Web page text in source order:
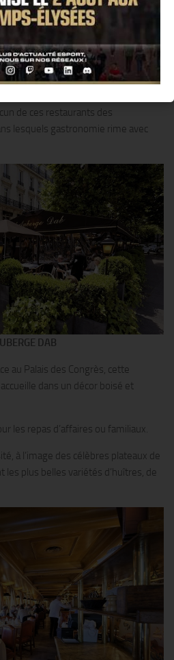
» se développent en intégrant
prestigieux.
Sébillon, Le Congrès Auteuil,
Chartier, Les Grandes
et enfin le Wepler.
de ces restaurants des
lesquels gastronomie rime avec
DAB
au Palais des Congrès, cette
dans un décor boisé et
les repas d’affaires ou familiaux.
à l’image des célèbres plateaux de
plus belles variétés d’huîtres, de